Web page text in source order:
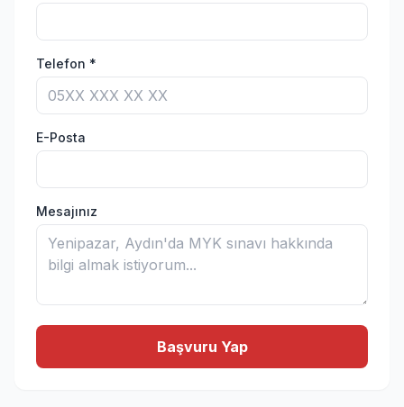
Telefon *
E-Posta
Mesajınız
Başvuru Yap